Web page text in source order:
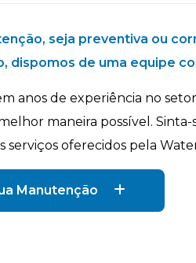
seja preventiva ou
dispomos de uma equipe
anos de experiência no
maneira possível.
serviços oferecidos pela
Manutenção